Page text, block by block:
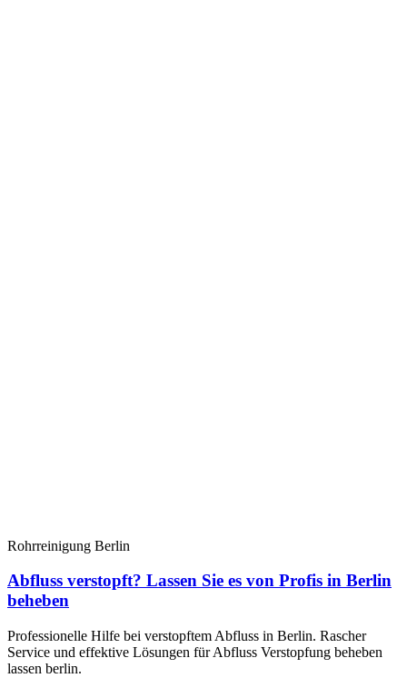
Rohrreinigung Berlin
Abfluss verstopft? Lassen Sie es von Profis in Berlin
beheben
Professionelle Hilfe bei verstopftem Abfluss in Berlin. Rascher
Service und effektive Lösungen für Abfluss Verstopfung beheben
lassen berlin.